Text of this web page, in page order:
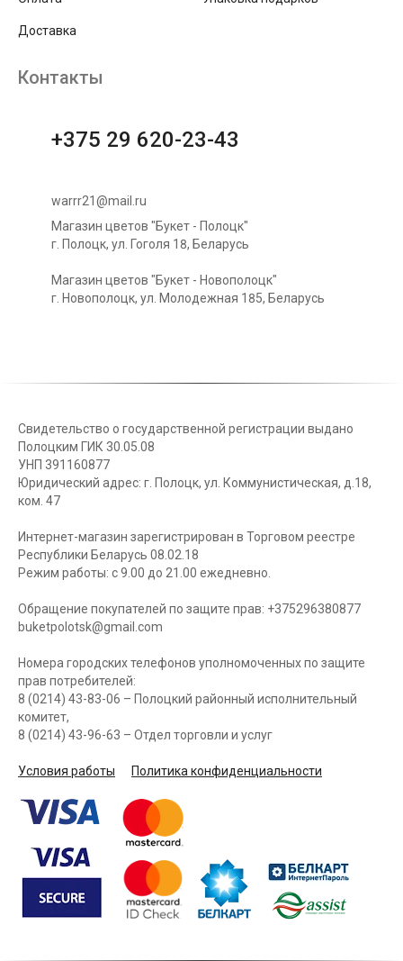
Доставка
Контакты
+375 29 620-23-43
warrr21@mail.ru
Магазин цветов "Букет - Полоцк"
г. Полоцк, ул. Гоголя 18, Беларусь
Магазин цветов "Букет - Новополоцк"
г. Новополоцк, ул. Молодежная 185, Беларусь
Свидетельство о государственной регистрации выдано
Полоцким ГИК 30.05.08
УНП 391160877
Юридический адрес: г. Полоцк, ул. Коммунистическая, д.18,
ком. 47
Интернет-магазин зарегистрирован в Торговом реестре
Республики Беларусь 08.02.18
Режим работы: с 9.00 до 21.00 ежедневно.
Обращение покупателей по защите прав: +375296380877
buketpolotsk@gmail.com
Номера городских телефонов уполномоченных по защите
прав потребителей:
8 (0214) 43-83-06 – Полоцкий районный исполнительный
комитет,
8 (0214) 43-96-63 – Отдел торговли и услуг
Условия работы Политика конфиденциальности